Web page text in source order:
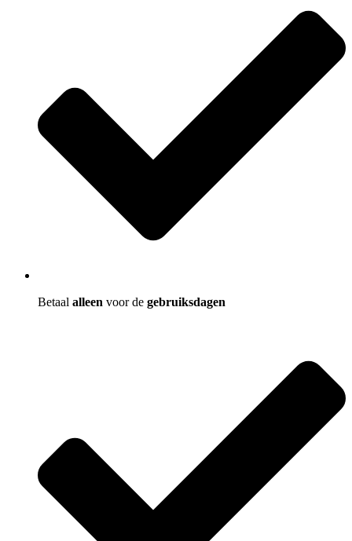
Betaal alleen voor de gebruiksdagen